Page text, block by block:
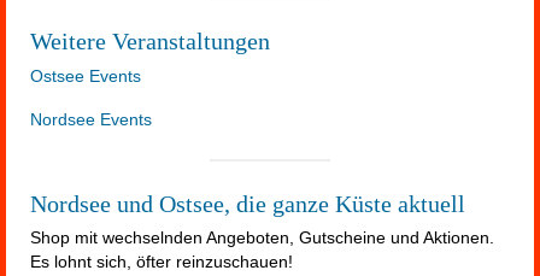
Weitere Veranstaltungen
Ostsee Events
Nordsee Events
Nordsee und Ostsee, die ganze Küste aktuell
Shop mit wechselnden Angeboten, Gutscheine und Aktionen.
Es lohnt sich, öfter reinzuschauen!